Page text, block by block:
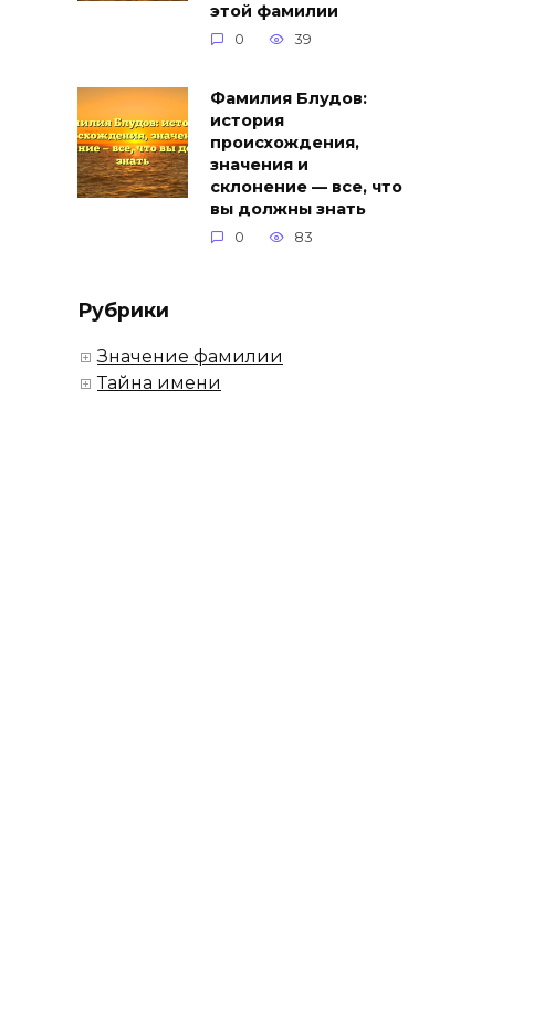
этой фамилии
0 39
Фамилия Блудов:
история
происхождения,
значения и
склонение — все, что
вы должны знать
0 83
Рубрики
Значение фамилии
Тайна имени